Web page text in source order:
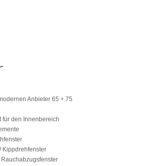
Anbieter 65 + 75
für den Innenbereich